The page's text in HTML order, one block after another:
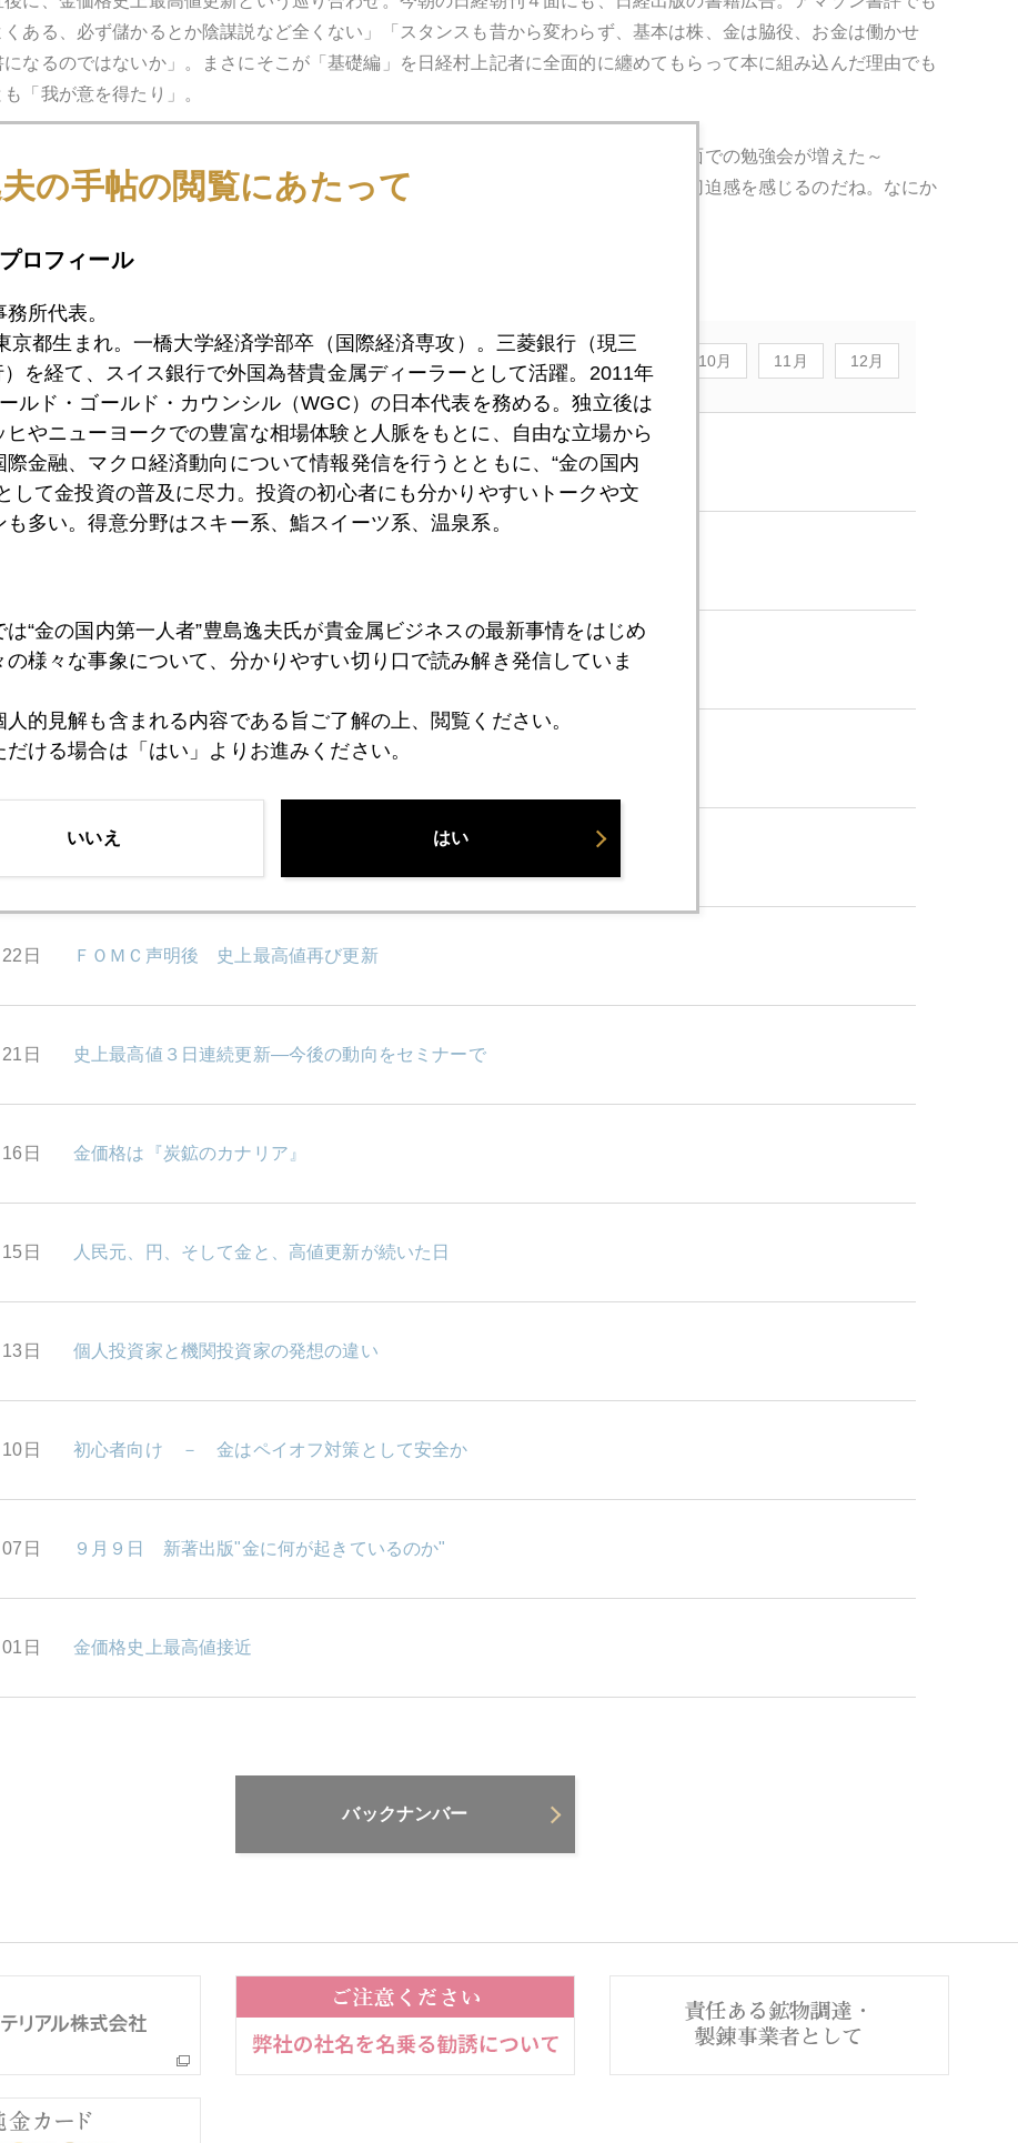
くある、必ず儲かるとか陰謀説など全くない」「スタンスも昔から変わらず、基本は株、金は脇役、お金は働かせ
になるのではないか」。まさにそこが「基礎編」を日経村上記者に全面的に纏めてもらって本に組み込んだ理由でも
「我が意を得たり」。
がき冒頭に「霞が関や永田町の元住民が金に興味持つ」ことを書いたせいか、その方面での勉強会が増えた～
の実態についてコアの情報に近い人ほど、個人のレベルになるとリスク分散の問題に切迫感を感じるのだね。なにか
1月 3月 4月 5月 8月 9月 10月 11月 12月
日 ジョン・ポールソンの過激なご託宣
28日 ０.４１％、２０,０００、５００ｂｐ、そして＄１３００
日 100年債
日 ＦＯＭＣ声明後 史上最高値再び更新
日 史上最高値３日連続更新―今後の動向をセミナーで
日 金価格は『炭鉱のカナリア』
日 人民元、円、そして金と、高値更新が続いた日
日 個人投資家と機関投資家の発想の違い
日 初心者向け － 金はペイオフ対策として安全か
日 ９月９日 新著出版"金に何が起きているのか"
日 金価格史上最高値接近
バックナンバー
の手帖の閲覧にあたって
ロフィール
所代表。
京都生まれ。一橋大学経済学部卒（国際経済専攻）。三菱銀行（現三
を経て、スイス銀行で外国為替貴金属ディーラーとして活躍。2011年
ルド・ゴールド・カウンシル（WGC）の日本代表を務める。独立後は
ヒやニューヨークでの豊富な相場体験と人脈をもとに、自由な立場から
際金融、マクロ経済動向について情報発信を行うとともに、“金の国内
して金投資の普及に尽力。投資の初心者にも分かりやすいトークや文
多い。得意分野はスキー系、鮨スイーツ系、温泉系。
は“金の国内第一人者”豊島逸夫氏が貴金属ビジネスの最新事情をはじめ
の様々な事象について、分かりやすい切り口で読み解き発信していま
人的見解も含まれる内容である旨ご了解の上、閲覧ください。
だける場合は「はい」よりお進みください。
いいえ はい